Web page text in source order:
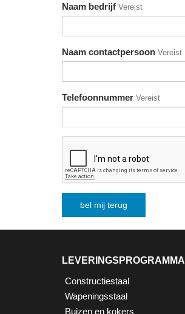
Naam bedrijf Vereist
Naam contactpersoon Vereist
Telefoonnummer Vereist
LEVERINGSPROGRAMMA
Constructiestaal
Wapeningsstaal
Buizen en kokers